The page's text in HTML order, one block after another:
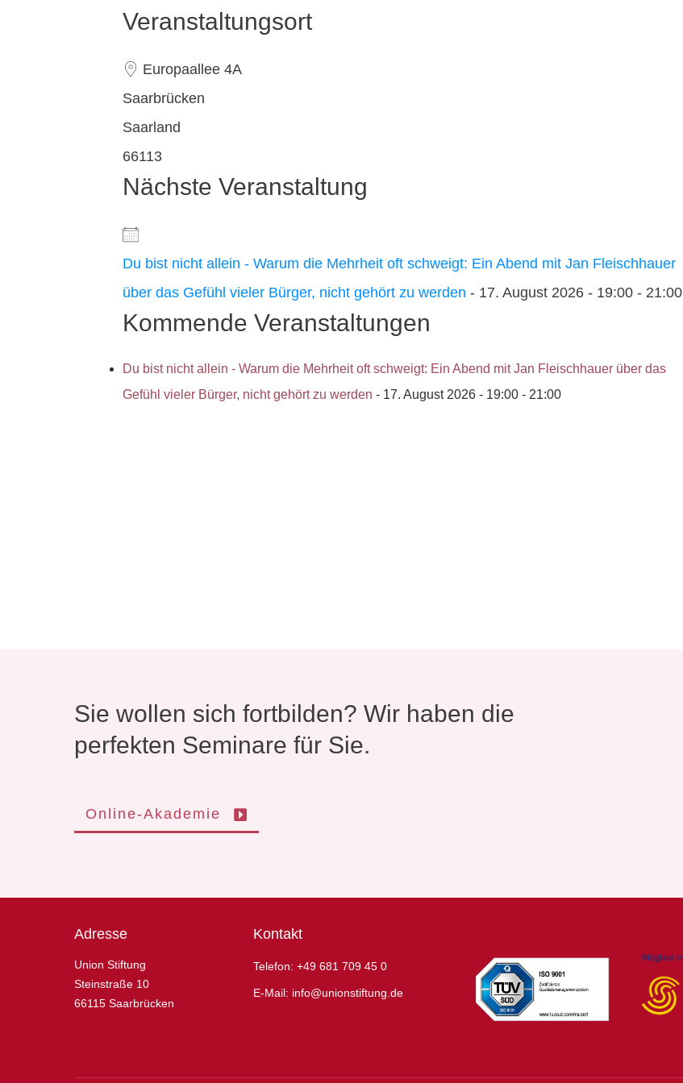
Veranstaltungsort
Europaallee 4A
Saarbrücken
Saarland
66113
Nächste Veranstaltung
Du bist nicht allein - Warum die Mehrheit oft schweigt: Ein Abend mit Jan Fleischhauer
über das Gefühl vieler Bürger, nicht gehört zu werden - 17. August 2026 - 19:00 - 21:00
Kommende Veranstaltungen
Du bist nicht allein - Warum die Mehrheit oft schweigt: Ein Abend mit Jan Fleischhauer über das
Gefühl vieler Bürger, nicht gehört zu werden - 17. August 2026 - 19:00 - 21:00
Sie wollen sich fortbilden? Wir haben die
perfekten Seminare für Sie.
Online-Akademie
Adresse
Union Stiftung
Steinstraße 10
66115 Saarbrücken
Kontakt
Telefon: +49 681 709 45 0
E-Mail: info@unionstiftung.de